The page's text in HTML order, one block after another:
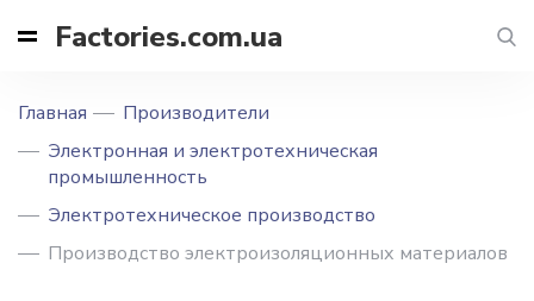
Factories.com.ua
Главная
Производители
Электронная и электротехническая
промышленность
Электротехническое производство
Производство электроизоляционных материалов